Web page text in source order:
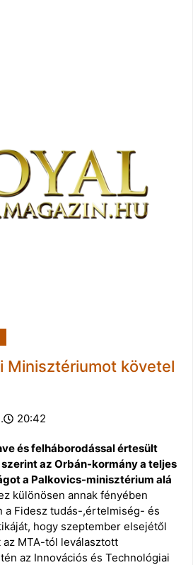
Minisztériumot követel
20:42
és felháborodással értesült
az Orbán-kormány a teljes
a Palkovics-minisztérium alá
különösen annak fényében
a Fidesz tudás-,értelmiség- és
hogy szeptember elsejétől
MTA-tól leválasztott
az Innovációs és Technológiai